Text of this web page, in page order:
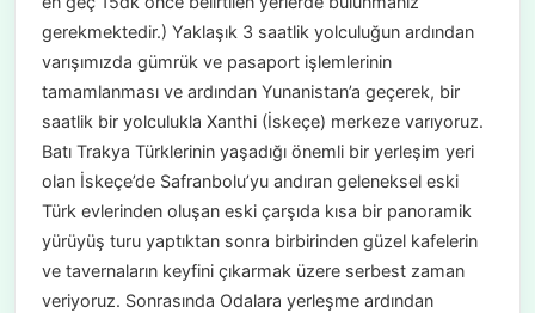
gerekmektedir.) Yaklaşık 3 saatlik yolculuğun ardından
varışımızda gümrük ve pasaport işlemlerinin
tamamlanması ve ardından Yunanistan’a geçerek, bir
saatlik bir yolculukla Xanthi (İskeçe) merkeze varıyoruz.
Batı Trakya Türklerinin yaşadığı önemli bir yerleşim yeri
olan İskeçe’de Safranbolu’yu andıran geleneksel eski
Türk evlerinden oluşan eski çarşıda kısa bir panoramik
yürüyüş turu yaptıktan sonra birbirinden güzel kafelerin
ve tavernaların keyfini çıkarmak üzere serbest zaman
veriyoruz. Sonrasında Odalara yerleşme ardından